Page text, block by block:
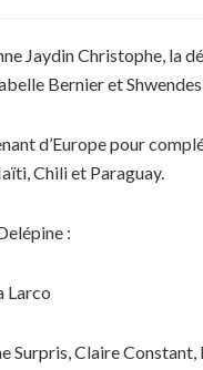
Jaydin Christophe,
Bernier et
d’Europe pour
Chili et Paraguay.
:
Larco
Surpris, Claire